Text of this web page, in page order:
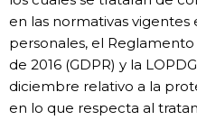
en las normativas
personales, el Reglamento
de 2016 (GDPR) y la
diciembre relativo a la
en lo que respecta al